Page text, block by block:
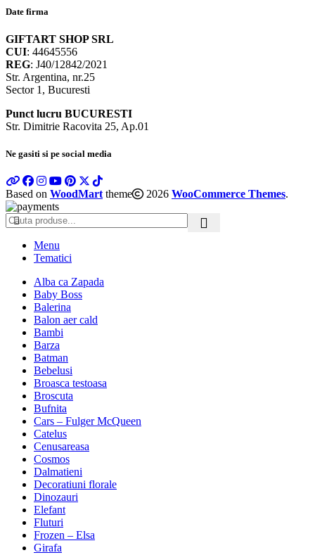
Date firma
GIFTART SHOP SRL
CUI: 44645556
REG: J40/12842/2021
Str. Argentina, nr.25
Sector 1, Bucuresti
Punct lucru BUCURESTI
Str. Dimitrie Racovita 25, Ap.01
Ne gasiti si pe social media
Based on WoodMart theme 2026 WooCommerce Themes.
Menu
Tematici
Alba ca Zapada
Baby Boss
Balerina
Balon aer cald
Bambi
Barza
Batman
Bebelusi
Broasca testoasa
Broscuta
Bufnita
Cars – Fulger McQueen
Catelus
Cenusareasa
Cosmos
Dalmatieni
Decoratiuni florale
Dinozauri
Elefant
Fluturi
Frozen – Elsa
Girafa